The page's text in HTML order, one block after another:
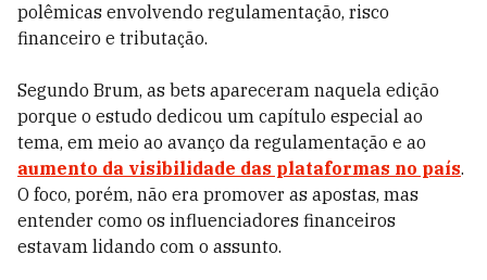
polêmicas envolvendo regulamentação, risco
financeiro e tributação.
Segundo Brum, as bets apareceram naquela edição
porque o estudo dedicou um capítulo especial ao
tema, em meio ao avanço da regulamentação e ao
aumento da visibilidade das plataformas no país.
O foco, porém, não era promover as apostas, mas
entender como os influenciadores financeiros
estavam lidando com o assunto.